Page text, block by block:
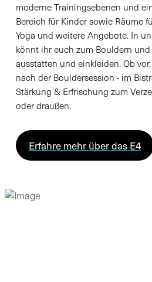
moderne Trainingsebenen und
Bereich für Kinder sowie Räume
Yoga und weitere Angebote. In
könnt ihr euch zum Bouldern
ausstatten und einkleiden. Ob
nach der Bouldersession - im
Stärkung & Erfrischung zum
oder draußen.
Erfahre mehr über das E4